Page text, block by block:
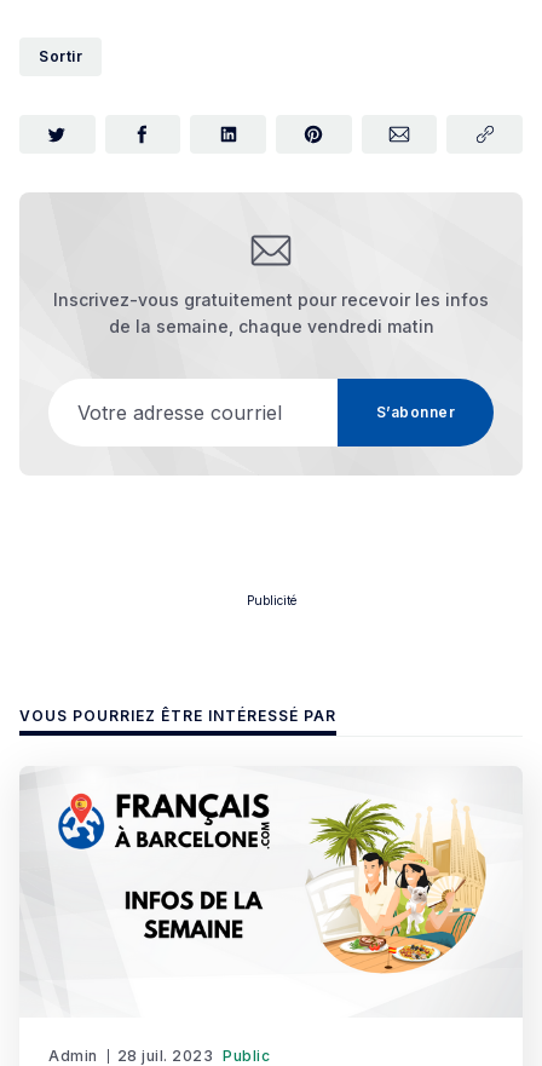
Sortir
Inscrivez-vous gratuitement pour recevoir les infos
de la semaine, chaque vendredi matin
S’abonner
Publicité
VOUS POURRIEZ ÊTRE INTÉRESSÉ PAR
Admin 28 juil. 2023 Public